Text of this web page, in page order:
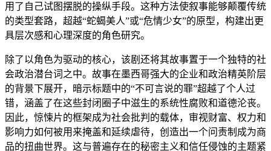
用了自己试图摆脱的操纵手段。这种方法使叙事能够颠覆传统
的类型套路，超越“蛇蝎美人”或“危情少女”的原型，构建出更
具层次感和心理深度的角色研究。
除了以角色为驱动的核心，该剧还将其故事置于一个独特的社
会政治潜台词之中。故事在墨西哥强大的企业和政治精英阶层
的背景下展开，暗示标题中的“不可言说的罪”超越了个人过
错，涵盖了在这些封闭圈子中滋生的系统性腐败和道德沦丧。
因此，惊悚片的框架成为社会批判的载体，审视财富、权力和
影响力如何被用来掩盖和延续虐待，创造出一个问责制成为商
品的扭曲世界。这与普遍存在的秘密主义和信任侵蚀的主题紧